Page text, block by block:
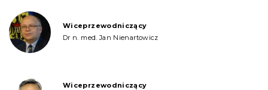
Wiceprzewodniczący
Dr n. med. Jan Nienartowicz
Wiceprzewodniczący